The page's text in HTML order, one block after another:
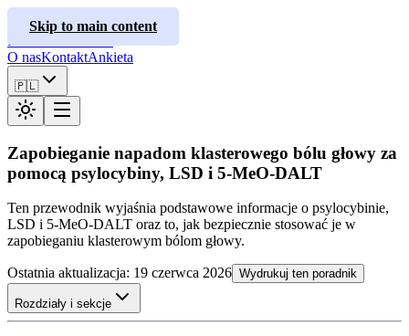
Skip to main content
ClusterInfo
Poradniki leczenia
O nasKontaktAnkieta
🇵🇱
Zapobieganie napadom klasterowego bólu głowy za
pomocą psylocybiny, LSD i 5-MeO-DALT
Ten przewodnik wyjaśnia podstawowe informacje o psylocybinie,
LSD i 5-MeO-DALT oraz to, jak bezpiecznie stosować je w
zapobieganiu klasterowym bólom głowy.
Ostatnia aktualizacja: 19 czerwca 2026 Wydrukuj ten poradnik
Rozdziały i sekcje